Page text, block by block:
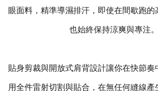
眼面料，精準導濕排汗，即使在間歇跑的
也始終保持涼爽與專注。
貼身剪裁與開放式肩背設計讓你在快節奏
用全件雷射切割與貼合，在無任何縫線產